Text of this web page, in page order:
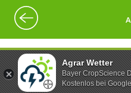
Agrar Wetter
Bayer CropScience
Kostenlos bei